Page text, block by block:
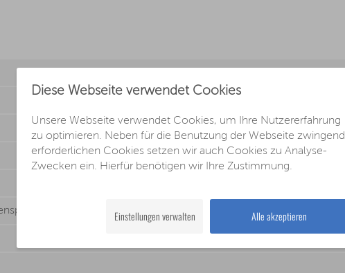
automatisch abdunkeln
Diese Webseite verwendet Cookies
Unsere Webseite verwendet Cookies, um Ihre Nutzererfahrung
zu optimieren. Neben für die Benutzung der Webseite zwingend
erforderlichen Cookies setzen wir auch Cookies zu Analyse-
Zwecken ein. Hierfür benötigen wir Ihre Zustimmung.
Alle akzeptieren
Einstellungen verwalten